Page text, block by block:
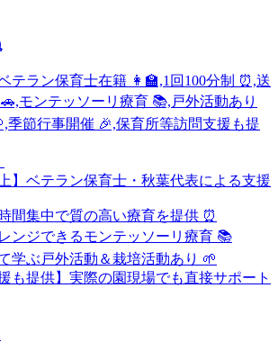
テラン保育士在籍 👩‍🏫,1回100分制 ⏰,送
モンテッソーリ療育 📚,戸外活動あり
季節行事開催 🎉,保育所等訪問支援も提
】ベテラン保育士・秋葉代表による支援
間集中で質の高い療育を提供 ⏰
ンジできるモンテッソーリ療育 📚
学ぶ戸外活動＆栽培活動あり 🌱
も提供】実際の園現場でも直接サポート